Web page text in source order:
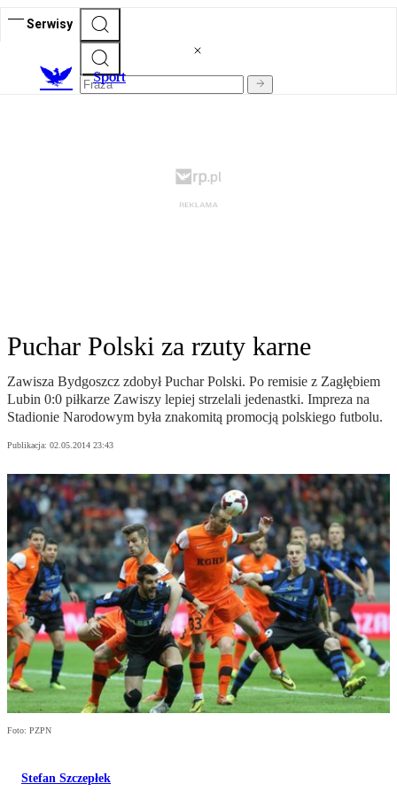
Serwisy
Sport
Puchar Polski za rzuty karne
Zawisza Bydgoszcz zdobył Puchar Polski. Po remisie z Zagłębiem
Lubin 0:0 piłkarze Zawiszy lepiej strzelali jedenastki. Impreza na
Stadionie Narodowym była znakomitą promocją polskiego futbolu.
Publikacja: 02.05.2014 23:43
Foto: PZPN
Stefan Szczepłek